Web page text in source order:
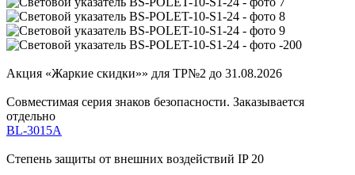
Акция «Жаркие скидки»» для ТР№2 до 31.08.2026
Совместимая серия знаков безопасности. Заказывается
отдельно
BL-3015A
Степень защиты от внешних воздействий IP 20